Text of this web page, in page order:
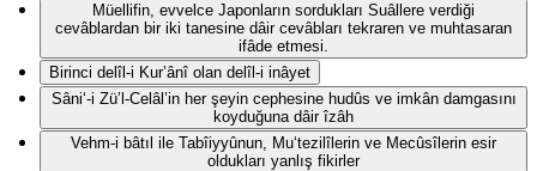
Müellifin, evvelce Japonların sordukları Suâllere verdiği
cevâblardan bir iki tanesine dâir cevâbları tekraren ve muhtasaran
ifâde etmesi.
Birinci delîl-i Kur’ânî olan delîl-i inâyet
Sâni‘-i Zü’l-Celâl’in her şeyin cephesine hudûs ve imkân damgasını
koyduğuna dâir îzâh
Vehm-i bâtıl ile Tabîiyyûnun, Mu‘tezilîlerin ve Mecûsîlerin esir
oldukları yanlış fikirler